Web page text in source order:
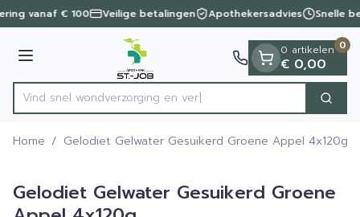
Ga naar de inhoud
1 van 1
vanaf € 100 Veilige betalingen Apothekersadvies Snelle
Menu
Product, merk, categorie...
Vind snel wondverzorgin Zoek
0 artikelen
€ 0,00
0
Home / Gelodiet Gelwater Gesuikerd Groene Appel 4x120g
Gelodiet Gelwater Gesuikerd Groene